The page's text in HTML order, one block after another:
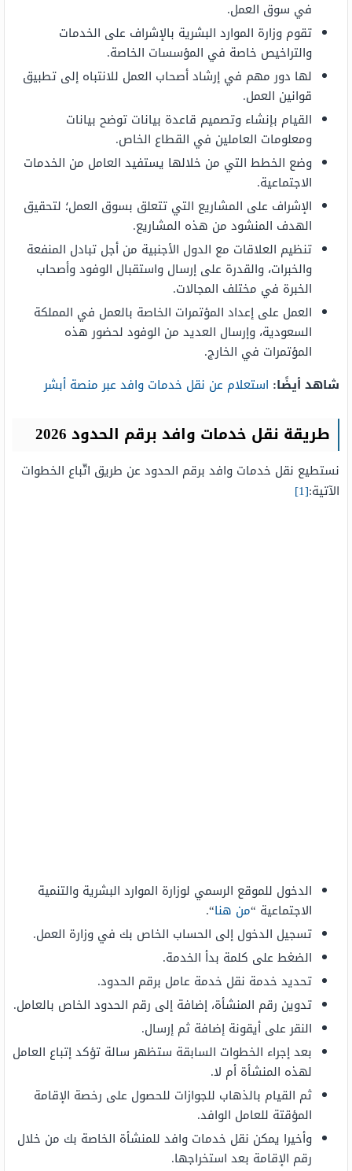
في سوق العمل.
تقوم وزارة الموارد البشرية بالإشراف على الخدمات
والتراخيص خاصة في المؤسسات الخاصة.
لها دور مهم في إرشاد أصحاب العمل للانتباه إلى تطبيق
قوانين العمل.
القيام بإنشاء وتصميم قاعدة بيانات توضح بيانات
ومعلومات العاملين في القطاع الخاص.
وضع الخطط التي من خلالها يستفيد العامل من الخدمات
الاجتماعية.
الإشراف على المشاريع التي تتعلق بسوق العمل؛ لتحقيق
الهدف المنشود من هذه المشاريع.
تنظيم العلاقات مع الدول الأجنبية من أجل تبادل المنفعة
والخبرات، والقدرة على إرسال واستقبال الوفود وأصحاب
الخبرة في مختلف المجالات.
العمل على إعداد المؤتمرات الخاصة بالعمل في المملكة
السعودية، وإرسال العديد من الوفود لحضور هذه
المؤتمرات في الخارج.
شاهد أيضًا: استعلام عن نقل خدمات وافد عبر منصة أبشر
طريقة نقل خدمات وافد برقم الحدود 2026
نستطيع نقل خدمات وافد برقم الحدود عن طريق اتّباع الخطوات
الآتية:[1]
الدخول للموقع الرسمي لوزارة الموارد البشرية والتنمية
الاجتماعية “من هنا“.
تسجيل الدخول إلى الحساب الخاص بك في وزارة العمل.
الضغط على كلمة بدأ الخدمة.
تحديد خدمة نقل خدمة عامل برقم الحدود.
تدوين رقم المنشأة، إضافة إلى رقم الحدود الخاص بالعامل.
النقر على أيقونة إضافة ثم إرسال.
بعد إجراء الخطوات السابقة ستظهر سالة تؤكد إتباع العامل
لهذه المنشأة أم لا.
ثم القيام بالذهاب للجوازات للحصول على رخصة الإقامة
المؤقتة للعامل الوافد.
وأخيرا يمكن نقل خدمات وافد للمنشأة الخاصة بك من خلال
رقم الإقامة بعد استخراجها.